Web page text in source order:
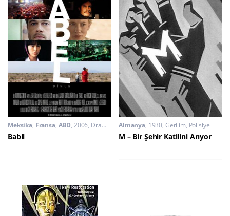
Meksika, Fransa, ABD 2006 Dram Gerilim
Babil
Almanya 1930 Gerilim, Polisiye
M – Bir Şehir Katilini Arıyor